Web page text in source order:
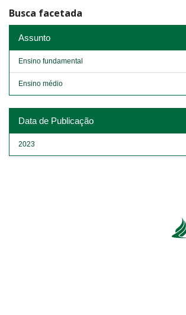
Busca facetada
Assunto
Ensino fundamental
Ensino médio
Data de Publicação
2023